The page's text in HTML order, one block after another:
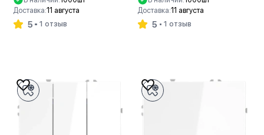
Доставка:11 августа
5 1 отзыв
Доставка:11 августа
5 1 отзыв